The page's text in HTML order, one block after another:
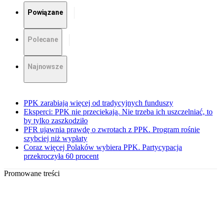
Powiązane
Polecane
Najnowsze
PPK zarabiają więcej od tradycyjnych funduszy
Eksperci: PPK nie przeciekają. Nie trzeba ich uszczelniać, to
by tylko zaszkodziło
PFR ujawnia prawdę o zwrotach z PPK. Program rośnie
szybciej niż wypłaty
Coraz więcej Polaków wybiera PPK. Partycypacja
przekroczyła 60 procent
Promowane treści